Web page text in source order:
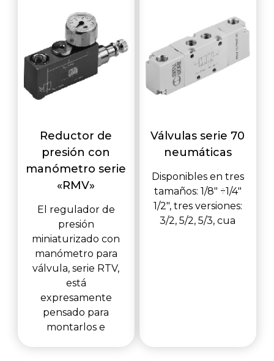
Reductor de
presión con
manómetro serie
«RMV»
El regulador de
presión
miniaturizado con
manómetro para
válvula, serie RTV,
está
expresamente
pensado para
montarlos e
Válvulas serie 70
neumáticas
Disponibles en tres
tamaños: 1/8" ÷1/4"
1/2", tres versiones:
3/2, 5/2, 5/3, cua